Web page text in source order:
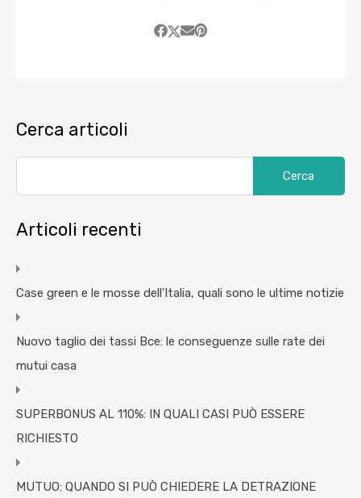
Cerca articoli
Articoli recenti
Case green e le mosse dell’Italia, quali sono le ultime notizie
Nuovo taglio dei tassi Bce: le conseguenze sulle rate dei
mutui casa
SUPERBONUS AL 110%: IN QUALI CASI PUÒ ESSERE
RICHIESTO
MUTUO: QUANDO SI PUÒ CHIEDERE LA DETRAZIONE